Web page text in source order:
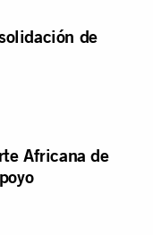
de
Africana de